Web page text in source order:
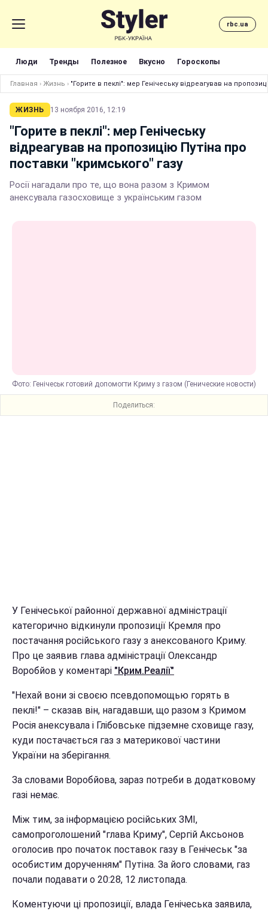
rbc.ua
Люди Тренды Полезное Вкусно Гороскопы
Главная › Жизнь › "Горите в пеклі": мер Генічеську відреагував на
ЖИЗНЬ 13 ноября 2016, 12:19
"Горите в пеклі": мер Генічеську
відреагував на пропозицію Путіна про
поставки "кримського" газу
Росії нагадали про те, що вона разом з Кримом
анексувала газосховище з українським газом
Фото: Генічеськ готовий допомогти Криму з газом (Генические новости)
Поделиться:
У Генічеської районної державної адміністрації
категорично відкинули пропозиції Кремля про
постачання російського газу з анексованого Криму.
Про це заявив глава адміністрації Олександр
Воробйов у коментарі "Крим.Реалії"
"Нехай вони зі своєю псевдопомощью горять в
пеклі!" – сказав він, нагадавши, що разом з Кримом
Росія анексувала і Глібовське підземне сховище газу,
куди постачається газ з материкової частини
України на зберігання.
За словами Воробйова, зараз потреби в додатковому
газі немає.
Між тим, за інформацією російських ЗМІ,
самопроголошений "глава Криму", Сергій Аксьонов
оголосив про початок поставок газу в Генічеськ "за
особистим дорученням" Путіна. За його словами, газ
почали подавати о 20:28, 12 листопада.
Коментуючи ці пропозиції, влада Генічеська заявила,